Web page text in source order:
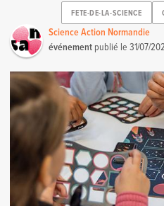
FETE-DE-LA-SCIENCE
Science Action Normandie
événement publié le31/07/